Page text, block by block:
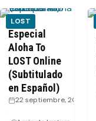
LOST
Especial
Aloha To
LOST Online
(Subtitulado
en Español)
22 septiembre, 2011